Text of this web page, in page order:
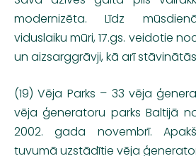
modernizēta. Līdz
viduslaiku mūri, 17.gs. veidotie
un aizsarggrāvji, kā arī
(19) Vēja Parks – 33 vēja
vēja ģeneratoru parks Baltijā
2002. gada novembrī.
tuvumā uzstādītie vēja